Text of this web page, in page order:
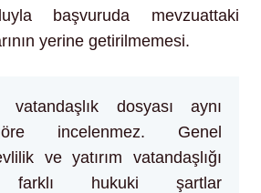
başvuruda mevzuattaki
yerine getirilmemesi.
dosyası aynı
incelenmez. Genel
ve yatırım vatandaşlığı
farklı hukuki şartlar